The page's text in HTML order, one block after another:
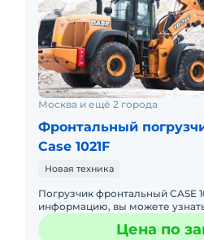
Москва и ещё 2 города
Фронтальный
Case 1021F
Новая техника
Погрузчик фронтальный CASE
информацию, вы можете
прямо сейчас! Не упустите
преимущества: &bЦена по